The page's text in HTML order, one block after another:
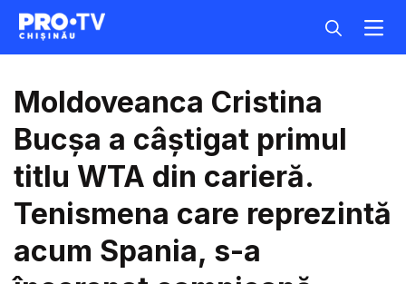
Moldoveanca Cristina
Bucșa a câștigat primul
titlu WTA din carieră.
Tenismena care reprezintă
acum Spania, s-a